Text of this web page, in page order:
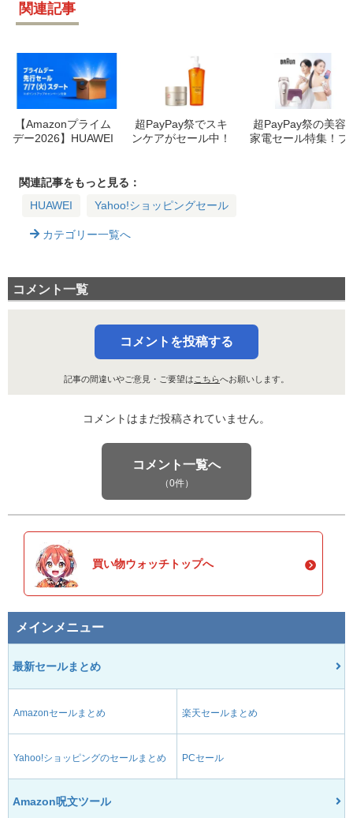
関連記事
【Amazonプライム
デー2026】HUAWEI
トウォッチの選び方
超PayPay祭でスキ
ンケアがセール中！
超PayPay祭の美容
家電セール特集！ブ
関連記事をもっと見る：
HUAWEI
Yahoo!ショッピングセール
カテゴリー一覧へ
コメント一覧
コメントを投稿する
記事の間違いやご意見・ご要望は こちらへお願いします。
コメントはまだ投稿されていません。
コメント一覧へ
（0件）
買い物ウォッチトップへ
メインメニュー
最新セールまとめ
Amazonセールまとめ 楽天セールまとめ
Yahoo!ショッピングのセールまとめ PCセール
Amazon呪文ツール